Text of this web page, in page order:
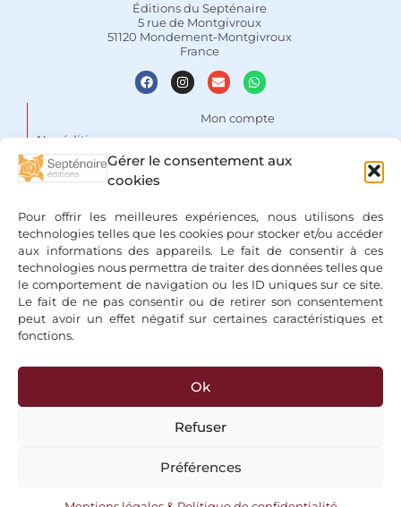
Gérer le consentement aux
cookies
Pour offrir les meilleures expériences, nous utilisons des
technologies telles que les cookies pour stocker et/ou accéder
aux informations des appareils. Le fait de consentir à ces
technologies nous permettra de traiter des données telles que
le comportement de navigation ou les ID uniques sur ce site.
Le fait de ne pas consentir ou de retirer son consentement
peut avoir un effet négatif sur certaines caractéristiques et
fonctions.
Ok
Refuser
Préférences
Éditions du Septénaire
5 rue de Montgivroux
51120 Mondement-Montgivroux
France
Nos éditions
Auteurs
Espace libraires
Nous contacter
Mon compte
Conditions Générales de
Vente
Mentions légales & Politique
de confidentialité
+ Bancontact, Klarna, Paypal